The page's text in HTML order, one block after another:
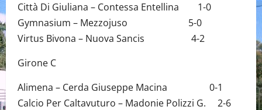
Città Di Giuliana – Contessa Entellina 1-0
Gymnasium – Mezzojuso 5-0
Virtus Bivona – Nuova Sancis 4-2
Girone C
Alimena – Cerda Giuseppe Macina 0-1
Calcio Per Caltavuturo – Madonie Polizzi G. 2-6